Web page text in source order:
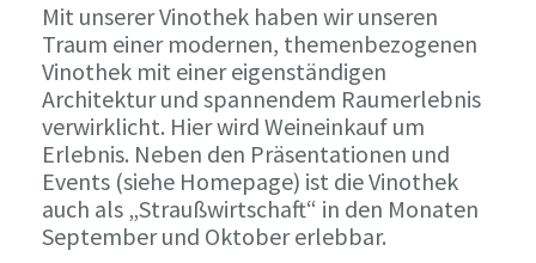
Mit unserer Vinothek haben wir unseren
Traum einer modernen, themenbezogenen
Vinothek mit einer eigenständigen
Architektur und spannendem Raumerlebnis
verwirklicht. Hier wird Weineinkauf um
Erlebnis. Neben den Präsentationen und
Events (siehe Homepage) ist die Vinothek
auch als „Straußwirtschaft“ in den Monaten
September und Oktober erlebbar.